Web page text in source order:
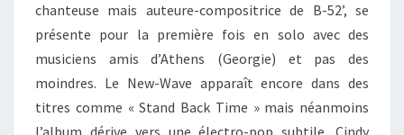
chanteuse mais auteure-compositrice de B-52’, se
présente pour la première fois en solo avec des
musiciens amis d’Athens (Georgie) et pas des
moindres. Le New-Wave apparaît encore dans des
titres comme « Stand Back Time » mais néanmoins
l’album dérive vers une électro-pop subtile. Cindy